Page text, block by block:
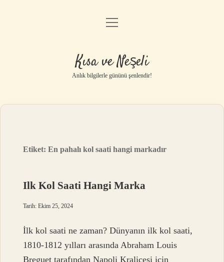
Anasayfa
Yasal Uyarı
menüyü
Kısa ve Neşeli
Anlık bilgilerle gününü şenlendir!
Etiket:En pahalı kol saati hangi markadır
Ilk Kol Saati Hangi Marka
Tarih: Ekim 25, 2024
İlk kol saati ne zaman? Dünyanın ilk kol saati,
1810-1812 yılları arasında Abraham Louis
Breguet tarafından Napoli Kraliçesi için